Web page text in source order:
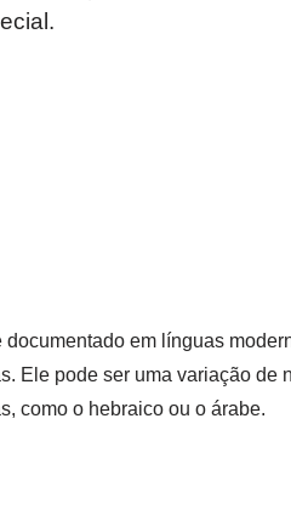
em línguas
Ele pode ser uma variação de
como o hebraico ou o árabe.